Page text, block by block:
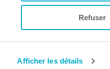
Afficher les détails
Refuser
Site web